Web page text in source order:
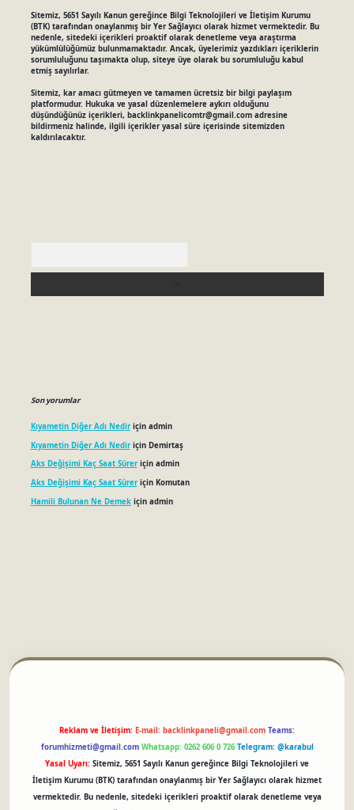
Sitemiz, 5651 Sayılı Kanun gereğince Bilgi Teknolojileri ve İletişim Kurumu
(BTK) tarafından onaylanmış bir Yer Sağlayıcı olarak hizmet vermektedir. Bu
nedenle, sitedeki içerikleri proaktif olarak denetleme veya araştırma
yükümlülüğümüz bulunmamaktadır. Ancak, üyelerimiz yazdıkları içeriklerin
sorumluluğunu taşımakta olup, siteye üye olarak bu sorumluluğu kabul
etmiş sayılırlar.
Sitemiz, kar amacı gütmeyen ve tamamen ücretsiz bir bilgi paylaşım
platformudur. Hukuka ve yasal düzenlemelere aykırı olduğunu
düşündüğünüz içerikleri, backlinkpanelicomtr@gmail.comadresine
bildirmeniz halinde, ilgili içerikler yasal süre içerisinde sitemizden
kaldırılacaktır.
Son yorumlar
Kıyametin Diğer Adı Nediriçin admin
Kıyametin Diğer Adı Nediriçin Demirtaş
Aks Değişimi Kaç Saat Süreriçin admin
Aks Değişimi Kaç Saat Süreriçin Komutan
Hamili Bulunan Ne Demekiçin admin
Reklam ve İletişim: E-mail: backlinkpaneli@gmail.com Teams:
forumhizmeti@gmail.com Whatsapp: 0262 606 0 726 Telegram: @karabul
Yasal Uyarı: Sitemiz, 5651 Sayılı Kanun gereğince Bilgi Teknolojileri ve
İletişim Kurumu (BTK) tarafından onaylanmış bir Yer Sağlayıcı olarak hizmet
vermektedir. Bu nedenle, sitedeki içerikleri proaktif olarak denetleme veya